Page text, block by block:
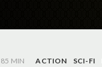
85 MIN ACTION SCI-FI